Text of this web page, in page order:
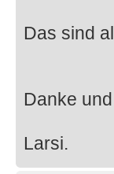
Das sind
Danke
Larsi.